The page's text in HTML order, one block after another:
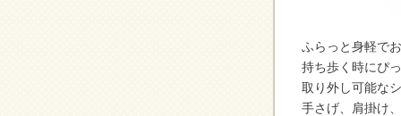
ふらっと身軽で
持ち歩く時にぴ
取り外し可能な
手さげ、肩掛け